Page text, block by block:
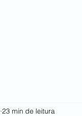
23 min de leitura